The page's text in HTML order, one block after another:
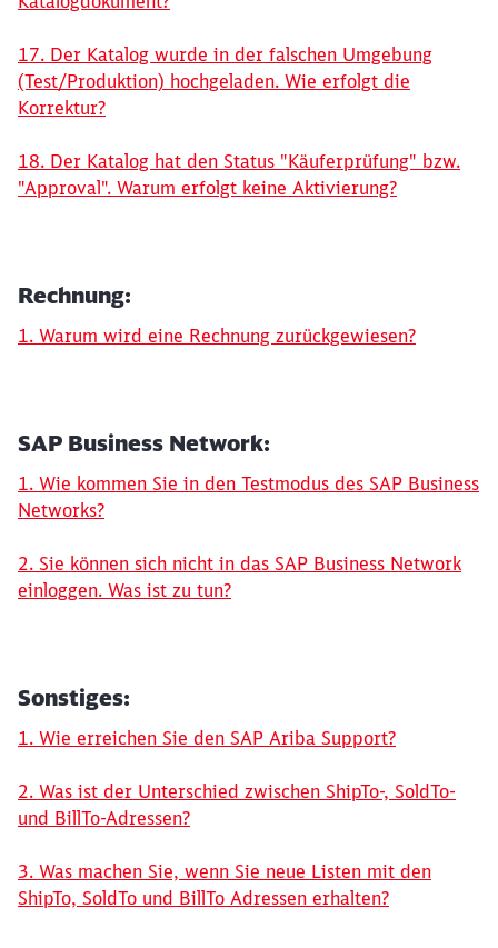
17. Der Katalog wurde in der falschen Umgebung
(Test/Produktion) hochgeladen. Wie erfolgt die
Korrektur?
18. Der Katalog hat den Status "Käuferprüfung" bzw.
"Approval". Warum erfolgt keine Aktivierung?
Rechnung:
1. Warum wird eine Rechnung zurückgewiesen?
SAP Business Network:
1. Wie kommen Sie in den Testmodus des SAP Business
Networks?
2. Sie können sich nicht in das SAP Business Network
einloggen. Was ist zu tun?
Sonstiges:
1. Wie erreichen Sie den SAP Ariba Support?
2. Was ist der Unterschied zwischen ShipTo-, SoldTo-
und BillTo-Adressen?
3. Was machen Sie, wenn Sie neue Listen mit den
ShipTo, SoldTo und BillTo Adressen erhalten?